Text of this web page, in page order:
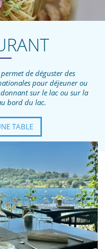
CODE
de déguster des
pour déjeuner ou
sur le lac ou sur la
bord du lac.
TABLE